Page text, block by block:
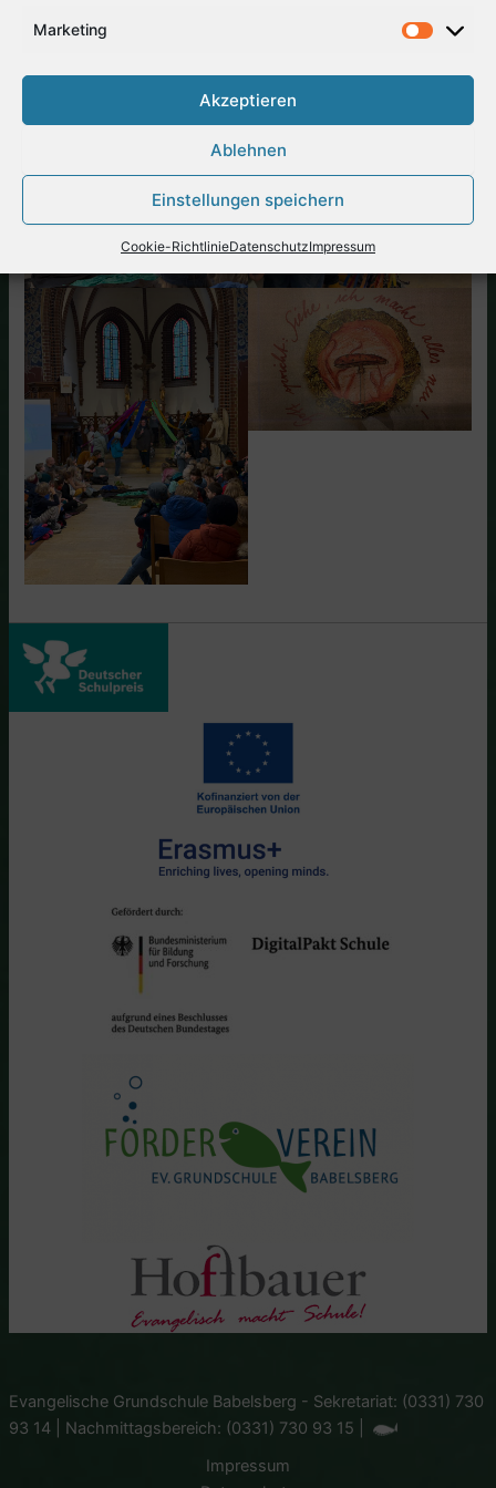
Marketing
Akzeptieren
Ablehnen
Einstellungen speichern
Cookie-RichtlinieDatenschutzImpressum
Evangelische Grundschule Babelsberg - Sekretariat: (0331) 730
93 14 | Nachmittagsbereich: (0331) 730 93 15 |
Impressum